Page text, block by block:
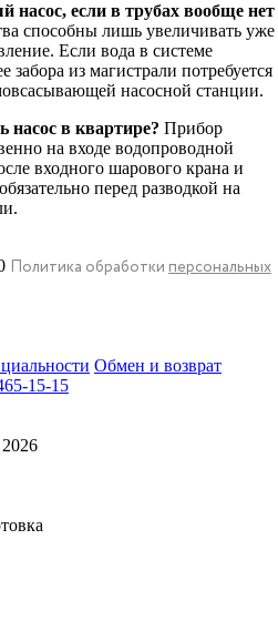
если в трубах вообще нет
способны лишь увеличивать уже
Если вода в системе
забора из магистрали потребуется
насосной станции.
насос в квартире? Прибор
на входе водопроводной
входного шарового крана и
перед разводкой на
Политика обработки персональных
Обмен и возврат
15-15